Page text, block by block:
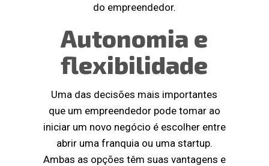
do empreendedor.
Autonomia e
flexibilidade
Uma das decisões mais importantes
que um empreendedor pode tomar ao
iniciar um novo negócio é escolher entre
abrir uma franquia ou uma startup.
Ambas as opções têm suas vantagens e